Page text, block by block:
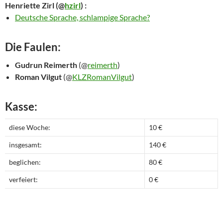
Henriette Zirl(@hzirl) :
Deutsche Sprache, schlampige Sprache?
Die Faulen:
Gudrun Reimerth (@reimerth)
Roman Vilgut (@KLZRomanVilgut)
Kasse:
diese Woche: 10 €
insgesamt: 140 €
beglichen: 80 €
verfeiert: 0 €